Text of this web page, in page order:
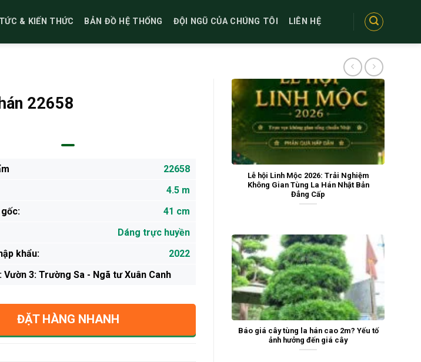
& KIẾN THỨC BẢN ĐỒ HỆ THỐNG ĐỘI NGŨ CỦA CHÚNG TÔI LIÊN HỆ
Lễ hội Linh Mộc 2026: Trải Nghiệm
Không Gian Tùng La Hán Nhật Bản
Đẳng Cấp
Báo giá cây tùng la hán cao 2m? Yếu tố
ảnh hưởng đến giá cây
22658
22658
4.5 m
41 cm
Dáng trực huyền
khẩu:
2022
3: Trường Sa - Ngã tư Xuân Canh
ĐẶT HÀNG NHANH